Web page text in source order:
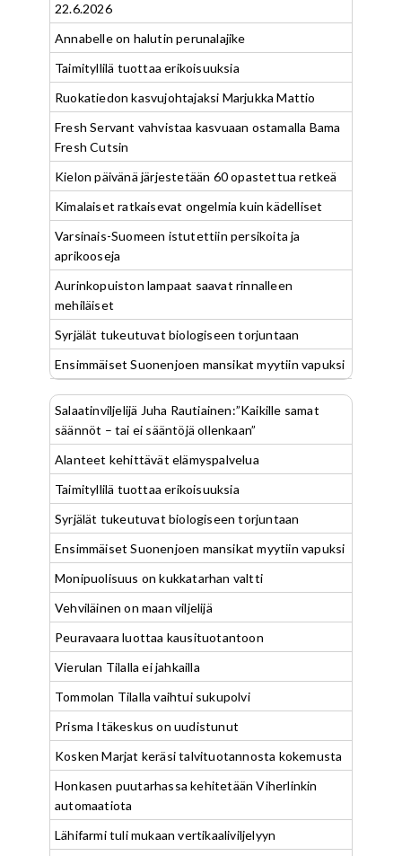
22.6.2026
Annabelle on halutin perunalajike
Taimityllilä tuottaa erikoisuuksia
Ruokatiedon kasvujohtajaksi Marjukka Mattio
Fresh Servant vahvistaa kasvuaan ostamalla Bama
Fresh Cutsin
Kielon päivänä järjestetään 60 opastettua retkeä
Kimalaiset ratkaisevat ongelmia kuin kädelliset
Varsinais-Suomeen istutettiin persikoita ja
aprikooseja
Aurinkopuiston lampaat saavat rinnalleen
mehiläiset
Syrjälät tukeutuvat biologiseen torjuntaan
Ensimmäiset Suonenjoen mansikat myytiin vapuksi
Salaatinviljelijä Juha Rautiainen:”Kaikille samat
säännöt – tai ei sääntöjä ollenkaan”
Alanteet kehittävät elämyspalvelua
Taimityllilä tuottaa erikoisuuksia
Syrjälät tukeutuvat biologiseen torjuntaan
Ensimmäiset Suonenjoen mansikat myytiin vapuksi
Monipuolisuus on kukkatarhan valtti
Vehviläinen on maan viljelijä
Peuravaara luottaa kausituotantoon
Vierulan Tilalla ei jahkailla
Tommolan Tilalla vaihtui sukupolvi
Prisma Itäkeskus on uudistunut
Kosken Marjat keräsi talvituotannosta kokemusta
Honkasen puutarhassa kehitetään Viherlinkin
automaatiota
Lähifarmi tuli mukaan vertikaaliviljelyyn